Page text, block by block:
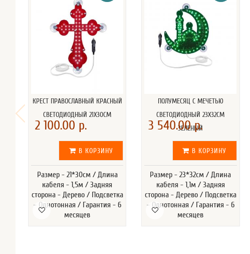
КРЕСТ ПРАВОСЛАВНЫЙ КРАСНЫЙ
СВЕТОДИОДНЫЙ 21Х30СМ
2 100.00 р.
В КОРЗИНУ
Размер - 21*30см / Длина
кабеля - 1,5м / Задняя
сторона - Дерево / Подсветка
- Однотонная / Гарантия - 6
месяцев
ПОЛУМЕСЯЦ С МЕЧЕТЬЮ
СВЕТОДИОДНЫЙ 23Х32СМ
ЗЕЛЕНЫЙ
3 540.00 р.
В КОРЗИНУ
Размер - 23*32см / Длина
кабеля - 1,1м / Задняя
сторона - Дерево / Подсветка
- Однотонная / Гарантия - 6
месяцев